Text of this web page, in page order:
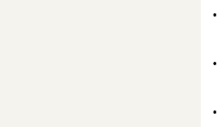
·
·
·